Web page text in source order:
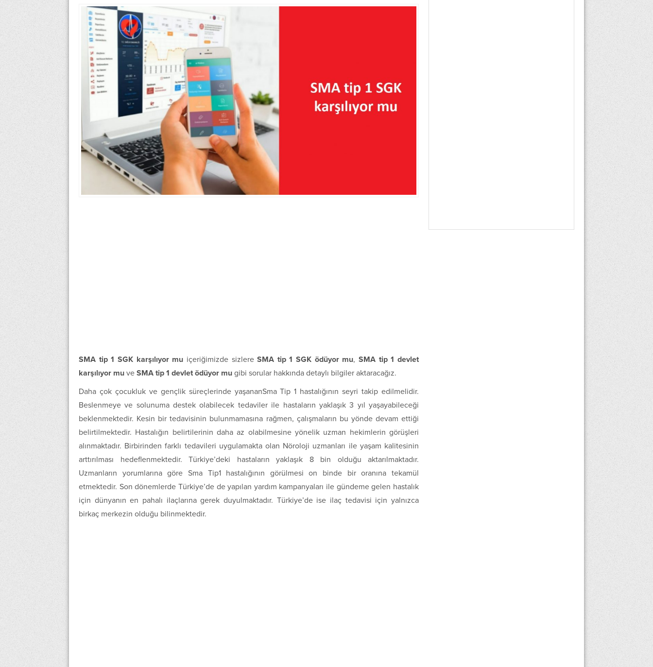
SMA tip 1 SGK karşılıyor mu içeriğimizde sizlereSMA tip 1 SGK ödüyor mu,SMA tip 1 devlet
karşılıyor mu ve SMA tip 1 devlet ödüyor mu gibi sorular hakkında detaylı bilgiler aktaracağız.
Daha çok çocukluk ve gençlik süreçlerinde yaşananSma Tip 1 hastalığının seyri takip edilmelidir.
Beslenmeye ve solunuma destek olabilecek tedaviler ile hastaların yaklaşık 3 yıl yaşayabileceği
beklenmektedir. Kesin bir tedavisinin bulunmamasına rağmen, çalışmaların bu yönde devam ettiği
belirtilmektedir. Hastalığın belirtilerinin daha az olabilmesine yönelik uzman hekimlerin görüşleri
alınmaktadır. Birbirinden farklı tedavileri uygulamakta olan Nöroloji uzmanları ile yaşam kalitesinin
arttırılması hedeflenmektedir. Türkiye’deki hastaların yaklaşık 8 bin olduğu aktarılmaktadır.
Uzmanların yorumlarına göre Sma Tip1 hastalığının görülmesi on binde bir oranına tekamül
etmektedir. Son dönemlerde Türkiye’de de yapılan yardım kampanyaları ile gündeme gelen hastalık
için dünyanın en pahalı ilaçlarına gerek duyulmaktadır. Türkiye’de ise ilaç tedavisi için yalnızca
birkaç merkezin olduğu bilinmektedir.